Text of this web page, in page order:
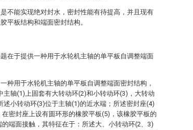
不能实现绝对封水，密封性能有待提高，并且现有
平板结构和端面密封结构。
在于提供一种用于水轮机主轴的单平板自调整端面
种用于水轮机主轴的单平板自调整端面密封结构，
主轴(1)上固套有大转动环(2)和小转动环(3)，大转动
述小转动环(3)位于主轴(1)的近水端；所述密封座(4)
密封座上设有圆环形的橡胶平板(5)，该橡胶平板的
端面接触，其特征在于：所述大、小转动环(2、3)